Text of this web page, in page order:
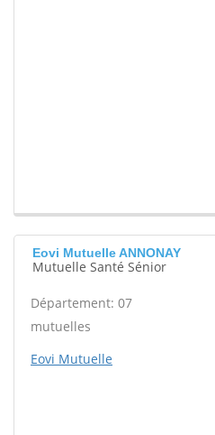
Eovi Mutuelle ANNONAY
Mutuelle Santé Sénior
Département: 07
mutuelles
Eovi Mutuelle